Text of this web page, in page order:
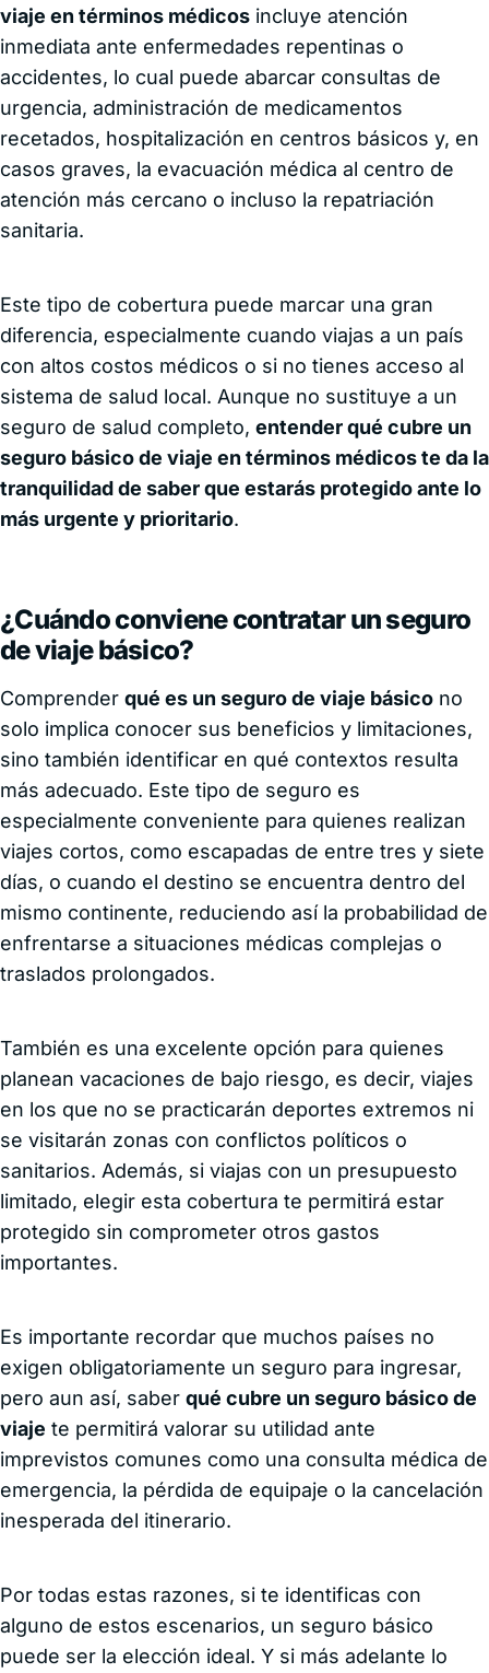
viaje en términos médicos incluye atención
inmediata ante enfermedades repentinas o
accidentes, lo cual puede abarcar consultas de
urgencia, administración de medicamentos
recetados, hospitalización en centros básicos y, en
casos graves, la evacuación médica al centro de
atención más cercano o incluso la repatriación
sanitaria.
Este tipo de cobertura puede marcar una gran
diferencia, especialmente cuando viajas a un país
con altos costos médicos o si no tienes acceso al
sistema de salud local. Aunque no sustituye a un
seguro de salud completo, entender qué cubre un
seguro básico de viaje en términos médicos te da la
tranquilidad de saber que estarás protegido ante lo
más urgente y prioritario.
¿Cuándo conviene contratar un seguro
de viaje básico?
Comprender qué es un seguro de viaje básico no
solo implica conocer sus beneficios y limitaciones,
sino también identificar en qué contextos resulta
más adecuado. Este tipo de seguro es
especialmente conveniente para quienes realizan
viajes cortos, como escapadas de entre tres y siete
días, o cuando el destino se encuentra dentro del
mismo continente, reduciendo así la probabilidad de
enfrentarse a situaciones médicas complejas o
traslados prolongados.
También es una excelente opción para quienes
planean vacaciones de bajo riesgo, es decir, viajes
en los que no se practicarán deportes extremos ni
se visitarán zonas con conflictos políticos o
sanitarios. Además, si viajas con un presupuesto
limitado, elegir esta cobertura te permitirá estar
protegido sin comprometer otros gastos
importantes.
Es importante recordar que muchos países no
exigen obligatoriamente un seguro para ingresar,
pero aun así, saber qué cubre un seguro básico de
viaje te permitirá valorar su utilidad ante
imprevistos comunes como una consulta médica de
emergencia, la pérdida de equipaje o la cancelación
inesperada del itinerario.
Por todas estas razones, si te identificas con
alguno de estos escenarios, un seguro básico
puede ser la elección ideal. Y si más adelante lo